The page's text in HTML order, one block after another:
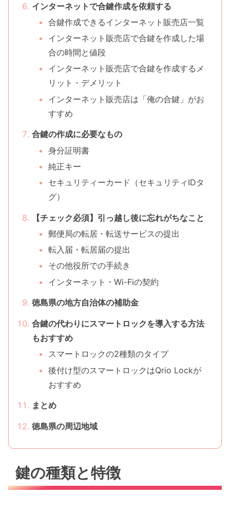
インターネットで合鍵作成を依頼する
合鍵作成できるインターネット販売店一覧
インターネット販売店で合鍵を作成した場
合の時間と値段
インターネット販売店で合鍵を作成するメ
リット・デメリット
インターネット販売店は「俺の合鍵」がお
すすめ
合鍵の作成に必要なもの
身分証明書
純正キー
セキュリティーカード（セキュリティIDタ
グ）
【チェック必須】引っ越し後に忘れがちなこと
郵便局の転居・転送サービスの提出
転入届・転居届の提出
その他役所での手続き
インターネット・Wi-Fiの契約
徳島県の地方自治体の補助金
合鍵の代わりにスマートロックを導入する方法
もおすすめ
スマートロックの2種類のタイプ
後付け型のスマートロックはQrio Lockが
おすすめ
まとめ
徳島県の周辺地域
鍵の種類と特徴